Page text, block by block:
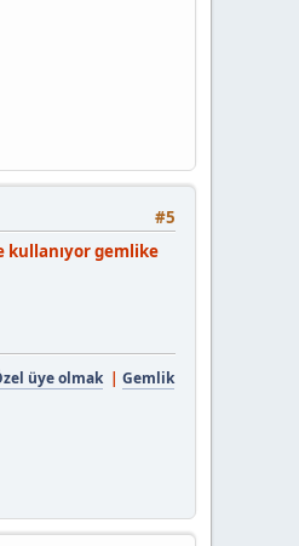
#5
kullanıyor gemlike
üye olmak| Gemlik